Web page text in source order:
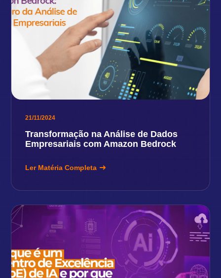
21/11/2024
Transformação na Análise de Dados
Empresariais com Amazon Bedrock
Ler Matéria Completa